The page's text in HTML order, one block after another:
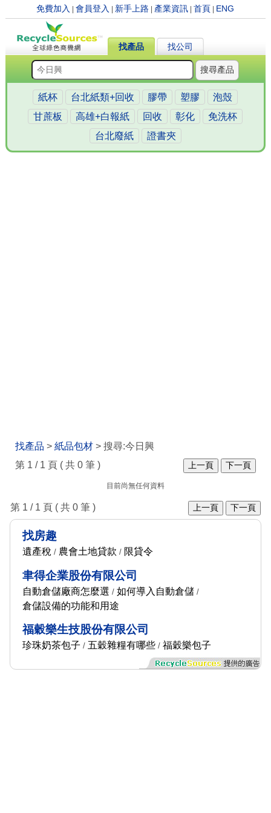
免費加入 |會員登入 新手上路 產業資訊 |首頁 ENG
找產品 找公司
搜尋產品
紙杯 台北紙類+回收 膠帶 塑膠
泡殼
甘蔗板
高雄+白報紙 回收 彰化
免洗杯
台北廢紙
證書夾
找產品 > 紙品包材> 搜尋:今日興
第 1 / 1 頁 ( 共 0 筆 )
上一頁 下一頁
目前尚無任何資料
第 1 / 1 頁 ( 共 0 筆 ) 上一頁 下一頁
找房趣
遺產稅/ 農會土地貸款 / 限貸令
聿得企業股份有限公司
自動倉儲廠商怎麼選 / 如何導入自動倉儲/
倉儲設備的功能和用途
福穀樂生技股份有限公司
珍珠奶茶包子 / 五穀雜糧有哪些/ 福穀樂包子